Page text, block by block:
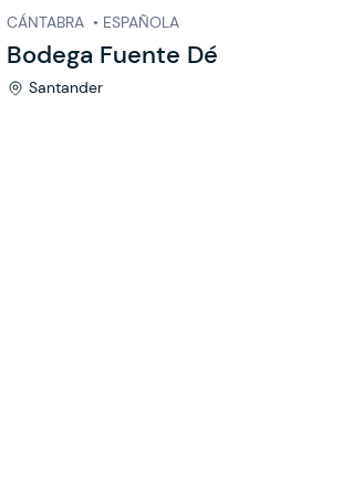
CÁNTABRA • ESPAÑOLA
Bodega Fuente Dé
Santander